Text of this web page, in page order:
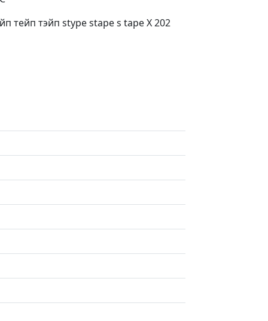
тейп тэйп stype stape s tape X 202